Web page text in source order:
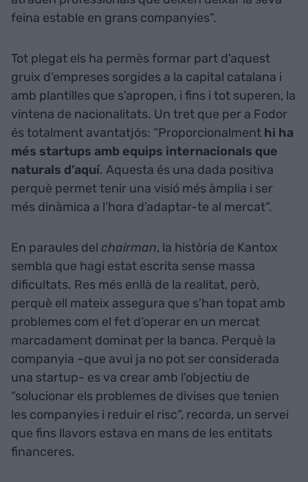
feina estable en grans companyies”.
Tot plegat els ha permès formar part d’aquest
gruix d’empreses sorgides a la capital catalana i
amb plantilles que s’apropen, i fins i tot superen, la
vintena de nacionalitats. Un tret que per a Fodor
és totalment avantatjós: “Proporcionalment hi ha
més startups amb equips internacionals que
naturals d’aquí. Aquesta és una dada positiva
perquè permet tenir una visió més àmplia i ser
més dinàmica a l’hora d’adaptar-te al mercat”.
En paraules del chairman, la història de Kantox
sembla que hagi estat escrita sense massa
dificultats. Res més enllà de la realitat, però,
perquè ell mateix assegura que s’han topat amb
problemes com el fet d’operar en un mercat
marcadament dominat per la banca. Perquè la
companyia –que avui ja no pot ser considerada
una startup- es va crear amb l’objectiu de
“solucionar els problemes de divises que tenien
les companyies i reduir el risc”, recorda, un servei
que fins llavors estava en mans de les entitats
financeres.